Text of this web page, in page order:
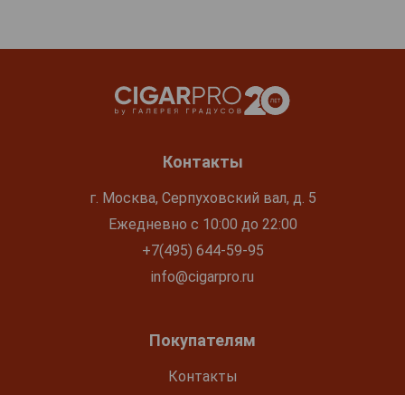
Контакты
г. Москва, Серпуховский вал, д. 5
Ежедневно с 10:00 до 22:00
+7(495) 644-59-95
info@cigarpro.ru
Покупателям
Контакты